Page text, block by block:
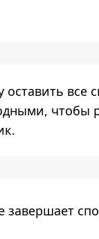
все
чтобы
завершает